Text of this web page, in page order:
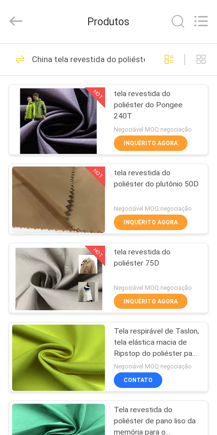
CASA
PRODUTOS
SOBRE
NÓS
EXCURSÃO
DA
FÁBRICA
CONTROLE
DA
QUALIDADE
CONTACTE-
NOS
NOTÍCIA
CASOS
COMPANY
NEWS
Textile
Co.,Ltd.
Reserved.
Tela exterior
respirável
59
Desvanece-se a tela
exterior resistente
48
Tela exterior do
impermeabilizante
Tela plástica
reciclada da garrafa
62
Produtos
China tela revestida do poliéster
HOT
tela revestida do
poliéster do Pongee
240T
Negociável MOQ:negociação
INQUÉRITO AGORA
HOT
tela revestida do
poliéster do plutônio 50D
Negociável MOQ:negociação
INQUÉRITO AGORA
HOT
tela revestida do
poliéster 75D
Negociável MOQ:negociação
INQUÉRITO AGORA
Tela respirável de Taslon,
tela elástica macia de
Ripstop do poliéster para
o desgaste exterior
Negociável MOQ:negociação
CONTATO
Tela revestida do
poliéster de pano liso da
memória para o